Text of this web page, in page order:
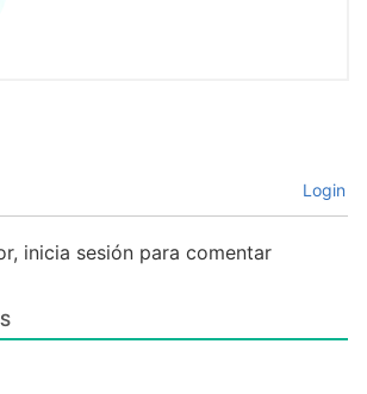
Login
inicia sesión para comentar